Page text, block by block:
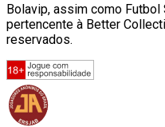
Bolavip, assim como
pertencente à Better
reservados.